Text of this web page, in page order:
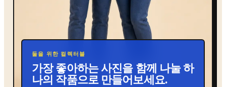
둘을 위한 컬렉터블
가장 좋아하는 사진을 함께 나눌 하
나의 작품으로 만들어보세요.